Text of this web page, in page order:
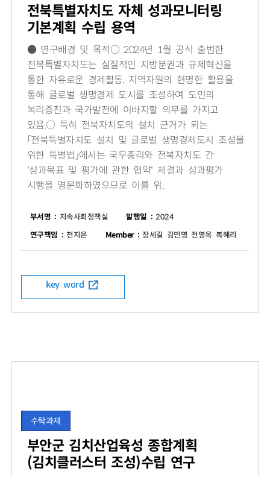
전북특별자치도 자체 성과모니터링
기본계획 수립 용역
● 연구배경 및 목적○ 2024년 1월 공식 출범한
전북특별자치도는 실질적인 지방분권과 규제혁신을
통한 자유로운 경제활동, 지역자원의 현명한 활용을
통해 글로벌 생명경제 도시를 조성하여 도민의
복리증진과 국가발전에 이바지할 의무를 가지고
있음.○ 특히 전북자치도의 설치 근거가 되는
「전북특별자치도 설치 및 글로벌 생명경제도시 조성을
위한 특별법」에서는 국무총리와 전북자치도 간
'성과목표 및 평가에 관한 협약' 체결과 성과평가
시행을 명문화하였으므로 이를 위..
부서명 : 지속사회정책실 발행일 : 2024
연구책임 : 천지은 Member : 장세길 김민영 전영옥 복혜리
key word
수탁과제
부안군 김치산업육성 종합계획
(김치클러스터 조성)수립 연구